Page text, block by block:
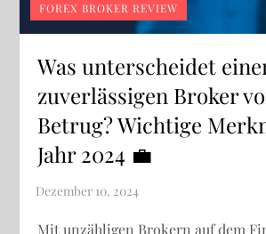
FOREX BROKER REVIEW
Was unterscheidet
zuverlässigen Broker
Betrug? Wichtige
Jahr 2024 💼
Mit unzähligen Brokern auf dem